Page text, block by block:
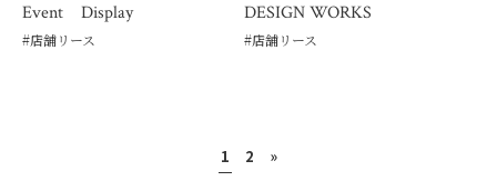
Event Display
#店舗リース
DESIGN WORKS
#店舗リース
1 2 »